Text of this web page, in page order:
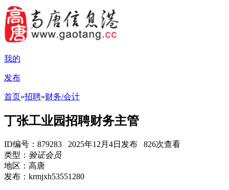
我的
发布
首页»招聘»财务/会计
丁张工业园招聘财务主管
ID编号：879283 2025年12月4日发布 826次查看
类型： 验证会员
地区：高唐
发布：krmjxh53551280